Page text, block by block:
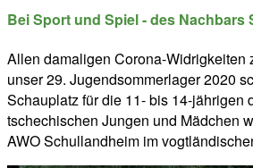
Bei Sport und Spiel - des Nachbars
Allen damaligen Corona-Widrigkeiten
unser 29. Jugendsommerlager 2020
Schauplatz für die 11- bis 14-jährigen
tschechischen Jungen und Mädchen
AWO Schullandheim im